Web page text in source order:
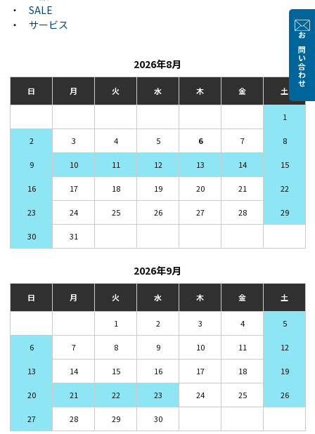
お問い合わせ
・
SALE
・
サービス
2026年8月
日 月 火 水 木 金 土
1
2 3 4 5 6 7 8
9 10 11 12 13 14 15
16 17 18 19 20 21 22
23 24 25 26 27 28 29
30 31
2026年9月
日 月 火 水 木 金 土
1 2 3 4 5
6 7 8 9 10 11 12
13 14 15 16 17 18 19
20 21 22 23 24 25 26
27 28 29 30